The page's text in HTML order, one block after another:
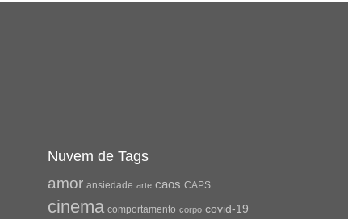
Nuvem de Tags
amor ansiedade arte caos CAPS
cinema comportamento corpo covid-19